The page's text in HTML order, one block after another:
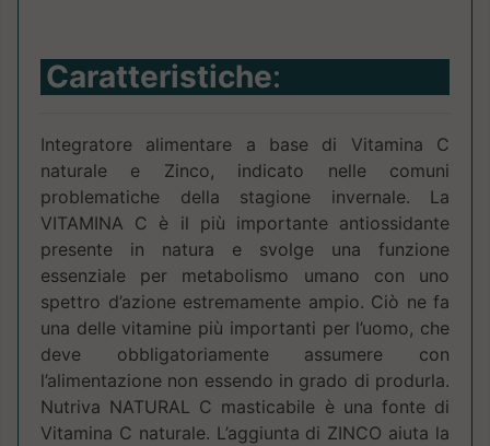
Caratteristiche:
Integratore alimentare a base di Vitamina C
naturale e Zinco, indicato nelle comuni
problematiche della stagione invernale. La
VITAMINA C è il più importante antiossidante
presente in natura e svolge una funzione
essenziale per metabolismo umano con uno
spettro d’azione estremamente ampio. Ciò ne fa
una delle vitamine più importanti per l’uomo, che
deve obbligatoriamente assumere con
l’alimentazione non essendo in grado di produrla.
Nutriva NATURAL C masticabile è una fonte di
Vitamina C naturale. L’aggiunta di ZINCO aiuta la